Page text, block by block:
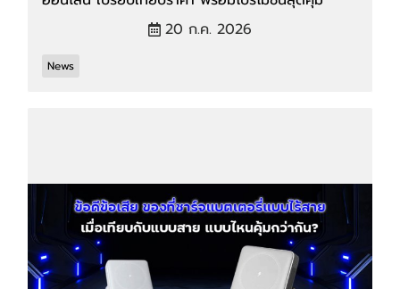
20 ก.ค. 2026
News